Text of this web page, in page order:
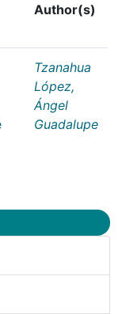
Author(s)
Tzanahua
López,
Ángel
Guadalupe